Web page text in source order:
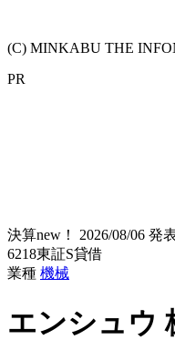
(C) MINKABU THE
PR
決算new！ 2026/08/06 発
6218東証S貸借
業種 機械
エンシュウ